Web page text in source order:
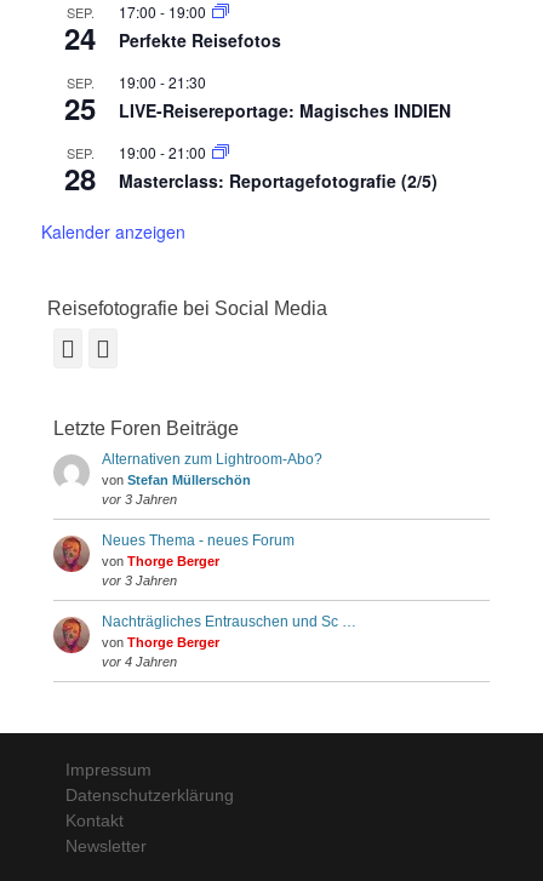
SEP.
24
17:00 - 19:00
Perfekte Reisefotos
SEP.
25
19:00 -21:30
LIVE-Reisereportage: Magisches INDIEN
SEP.
28
19:00 -21:00
Masterclass: Reportagefotografie (2/5)
Kalender anzeigen
Reisefotografie bei Social Media
Facebook
Letzte Foren Beiträge
Alternativen zum Lightroom-Abo?
von Stefan Müllerschön
vor 3 Jahren
Neues Thema - neues Forum
von Thorge Berger
vor 3 Jahren
Nachträgliches Entrauschen und Sc …
von Thorge Berger
vor 4 Jahren
Impressum
Datenschutzerklärung
Kontakt
Newsletter